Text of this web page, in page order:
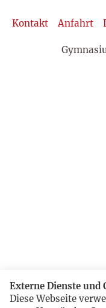
Kontakt Anfahrt
Externe Dienste und
Diese Webseite